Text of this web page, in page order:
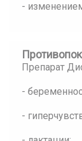
-
Препарат
-
-